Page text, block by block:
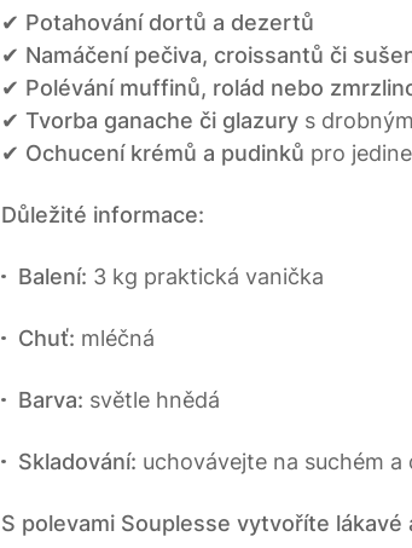
✔ Potahování dortů a dezertů
✔ Namáčení pečiva, croissantů či
✔ Polévání muffinů, rolád nebo
✔ Tvorba ganache či glazury s
✔ Ochucení krémů a pudinků pro
Důležité informace:
Balení: 3 kg praktická vanička
Chuť: mléčná
Barva: světle hnědá
Skladování: uchovávejte na suchém
S polevami Souplesse vytvoříte